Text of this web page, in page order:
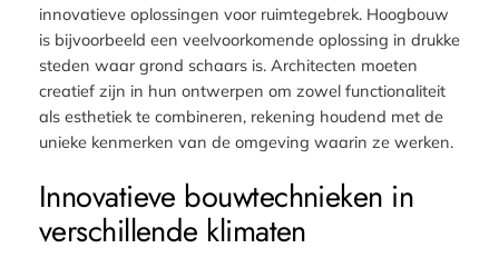
innovatieve oplossingen voor ruimtegebrek. Hoogbouw
is bijvoorbeeld een veelvoorkomende oplossing in drukke
steden waar grond schaars is. Architecten moeten
creatief zijn in hun ontwerpen om zowel functionaliteit
als esthetiek te combineren, rekening houdend met de
unieke kenmerken van de omgeving waarin ze werken.
Innovatieve bouwtechnieken in
verschillende klimaten